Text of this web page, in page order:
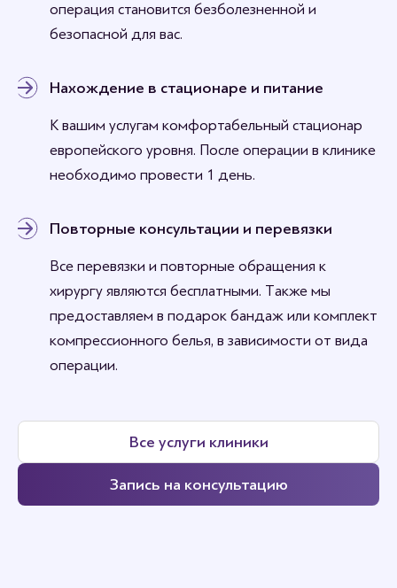
операция становится безболезненной и
безопасной для вас.
Нахождение в стационаре и питание
К вашим услугам комфортабельный стационар
европейского уровня. После операции в клинике
необходимо провести 1 день.
Повторные консультации и перевязки
Все перевязки и повторные обращения к
хирургу являются бесплатными. Также мы
предоставляем в подарок бандаж или комплект
компрессионного белья, в зависимости от вида
операции.
Все услуги клиники
Запись на консультацию